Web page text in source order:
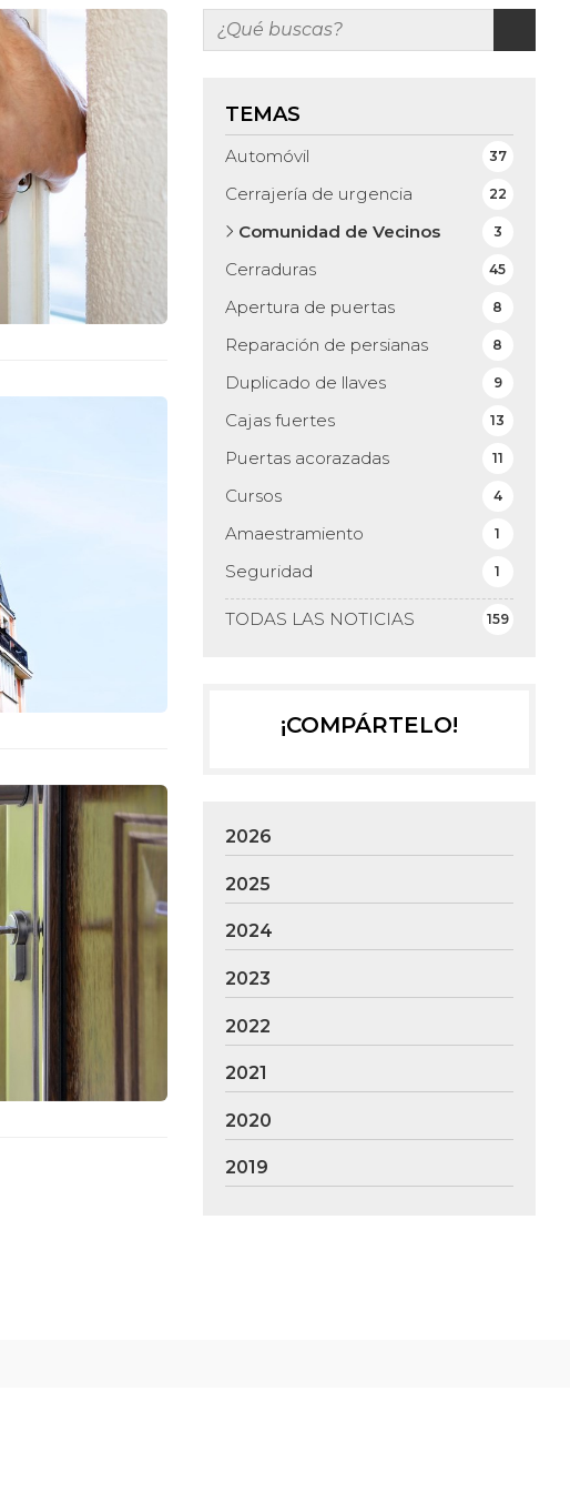
TEMAS
TODAS LAS NOTICIAS 159
Automóvil 37
Cerrajería de urgencia 22
Comunidad de Vecinos 3
Cerraduras 45
Apertura de puertas 8
Reparación de persianas 8
Duplicado de llaves 9
Cajas fuertes 13
Puertas acorazadas 11
Cursos 4
Amaestramiento 1
Seguridad 1
¡COMPÁRTELO!
2026
2025
2024
2023
2022
2021
2020
2019